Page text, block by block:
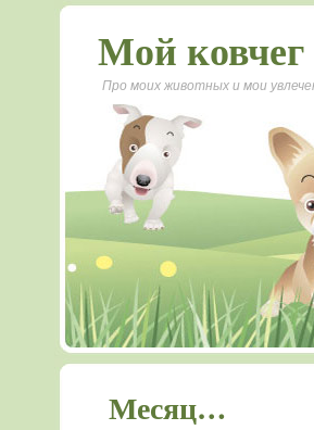
Мой ковчег
Про моих животных и мои
Месяц…